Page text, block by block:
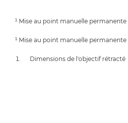
¹ Mise au point manuelle permanente
¹ Mise au point manuelle permanente
Dimensions de l'objectif rétracté